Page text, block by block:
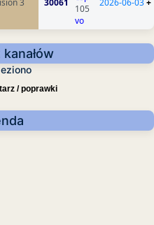
3 30061
105
vo
2026-06-03+
/ poprawki